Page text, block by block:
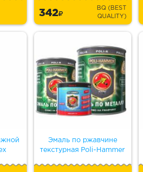
342
BQ (BEST
QUALITY)
Эмаль по ржавчине
текстурная Poli-Hammer